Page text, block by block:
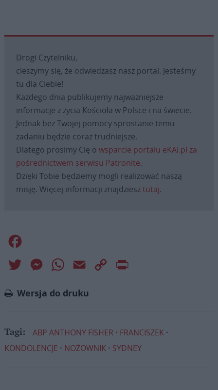
Drogi Czytelniku,
cieszymy się, że odwiedzasz nasz portal. Jesteśmy
tu dla Ciebie!
Każdego dnia publikujemy najważniejsze
informacje z życia Kościoła w Polsce i na świecie.
Jednak bez Twojej pomocy sprostanie temu
zadaniu będzie coraz trudniejsze.
Dlatego prosimy Cię o wsparcie portalu eKAI.pl za
pośrednictwem serwisu Patronite.
Dzięki Tobie będziemy mogli realizować naszą
misję. Więcej informacji znajdziesztutaj.
Twitter MessengerWhatsApp
Email
Copy
Wersja do druku
Tagi: ABP ANTHONY FISHER
FRANCISZEK
KONDOLENCJE
NOŻOWNIK SYDNEY